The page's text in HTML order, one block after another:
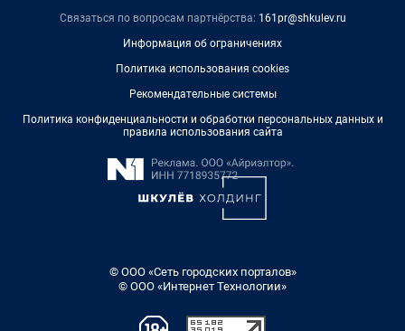
Связаться по вопросам партнёрства: 161pr@shkulev.ru
Информация об ограничениях
Политика использования cookies
Рекомендательные системы
Политика конфиденциальности и обработки персональных данных и
правила использования сайта
© ООО «Сеть городских порталов»
© ООО «Интернет Технологии»